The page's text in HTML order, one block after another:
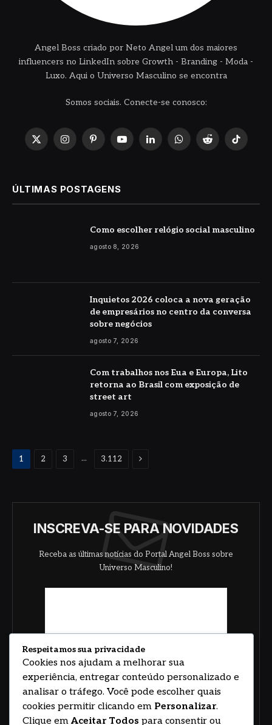
Angel Boss criado por Neto Angel um dos maiores
influencers no LinkedIn sobre Growth - Branding - Moda -
Luxo. Aqui o Universo Masculino se encontra
Somos sociais. Conecte-se conosco:
X
InstagramPinterestYouTubeLinkedInWhatsApp
Reddit TikTok
ÚLTIMAS POSTAGENS
Como escolher relógio social masculino
agosto 8, 2026
Inquietos 2026 coloca a nova geração
de empresários no centro da conversa
sobre negócios
agosto 7, 2026
Com trabalhos nos Eua e Europa, Lito
retorna ao Brasil com exposição de
street art
agosto 7, 2026
1 2 3 ... 3.112 Proximo
INSCREVA-SE PARA NOVIDADES
Receba as últimas notícias do Portal Angel Boss sobre
Universo Masculino!
Respeitamos sua privacidade
Cookies nos ajudam a melhorar sua
experiência, entregar conteúdo personalizado e
analisar o tráfego. Você pode escolher quais
cookies permitir clicando em Personalizar.
Clique em Aceitar Todos para consentir ou